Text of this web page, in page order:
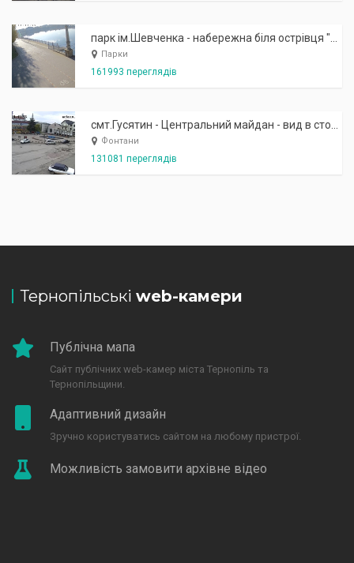
Парки
161993 переглядів
Фонтани
131081 переглядів
Тернопільські web-камери
Публічна мапа
Сайт публічних web-камер міста Тернопіль та
Тернопільщини.
Адаптивний дизайн
Зручно користуватись сайтом на любому пристрої.
Можливість замовити архівне відео